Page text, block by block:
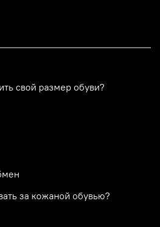
свой размер обуви?
за кожаной обувью?